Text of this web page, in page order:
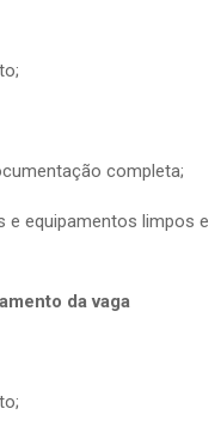
completa;
e equipamentos limpos e
da vaga